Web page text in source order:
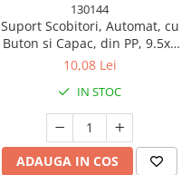
130144
Suport Scobitori, Automat, cu
Buton si Capac, din PP, 9.5x6
cm, Gri
10,08 Lei
IN STOC
ADAUGA IN COS